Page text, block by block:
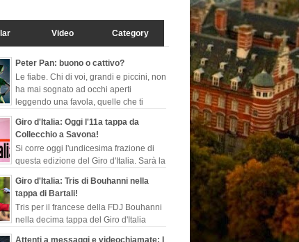
Video Category
Peter Pan: buono o cattivo?
Le fiabe. Chi di voi, grandi e piccini, non
ha mai sognato ad occhi aperti
leggendo una favola, quelle che ti
Giro d'Italia: Oggi l'11a tappa da
Collecchio a Savona!
Si corre oggi l'undicesima frazione di
questa edizione del Giro d'Italia. Sarà la
249 ...
Giro d'Italia: Tris di Bouhanni nella
tappa di Bartali!
Tris per il francese della FDJ Bouhanni
nella decima tappa del Giro d'Italia
Attenti a messaggi e videochiamate: I